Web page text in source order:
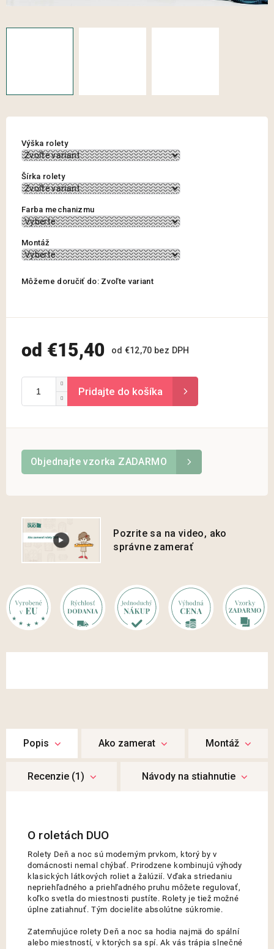
od €15,40 od €12,70 bez DPH
Výška rolety
Šírka rolety
Farba mechanizmu
Montáž
Môžeme doručiť do: Zvoľte variant
Objednajte vzorka ZADARMO
Pozrite sa na video, ako
správne zamerať
Popis Ako zamerat Montáž
Recenzie (1)
Rolety Deň a noc sú moderným prvkom, ktorý by v
domácnosti nemal chýbať. Prirodzene kombinujú výhody
klasických látkových roliet a žalúzií. Vďaka striedaniu
nepriehľadného a priehľadného pruhu môžete regulovať,
koľko svetla do miestnosti pustíte. Rolety je tiež možné
úplne zatiahnuť. Tým docielite absolútne súkromie.
Zatemňujúce rolety Deň a noc sa hodia najmä do spální
alebo miestností, v ktorých sa spí. Ak vás trápia slnečné